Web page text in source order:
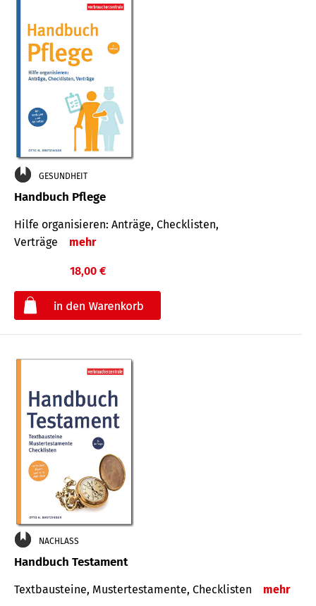
GESUNDHEIT
Handbuch Pflege
Hilfe organisieren: Anträge, Checklisten,
Verträge
mehr
18,00 €
NACHLASS
Handbuch Testament
Textbausteine, Mustertestamente, Checklisten mehr